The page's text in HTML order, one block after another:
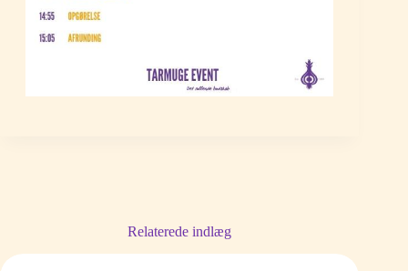
Relaterede indlæg